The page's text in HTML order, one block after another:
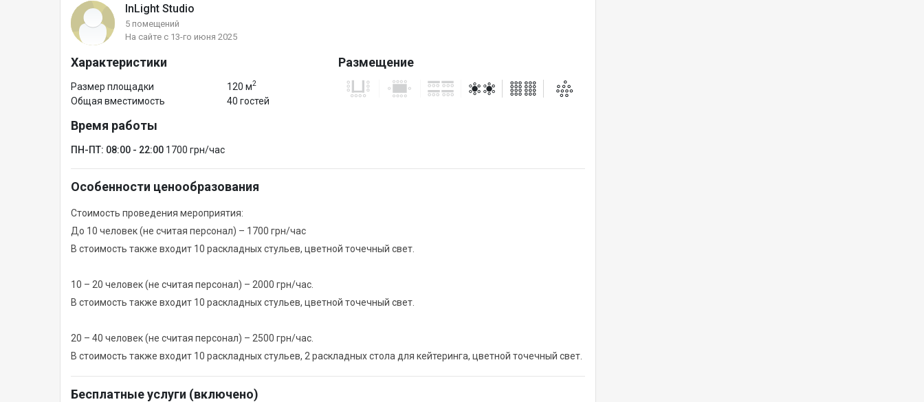
InLight Studio
5 помещений
На сайте с 13-го июня 2025
Характеристики
Размер площадки 120 м2
Общая вместимость 40 гостей
Размещение
Время работы
ПН-ПТ: 08:00 - 22:00 1700 грн/час
Особенности ценообразования
Стоимость проведения мероприятия:
До 10 человек (не считая персонал) – 1700 грн/час
В стоимость также входит 10 раскладных стульев, цветной точечный свет.
10 – 20 человек (не считая персонал) – 2000 грн/час.
В стоимость также входит 10 раскладных стульев, цветной точечный свет.
20 – 40 человек (не считая персонал) – 2500 грн/час.
В стоимость также входит 10 раскладных стульев, 2 раскладных стола для кейтеринга, цветной точечный свет.
Бесплатные услуги (включено)